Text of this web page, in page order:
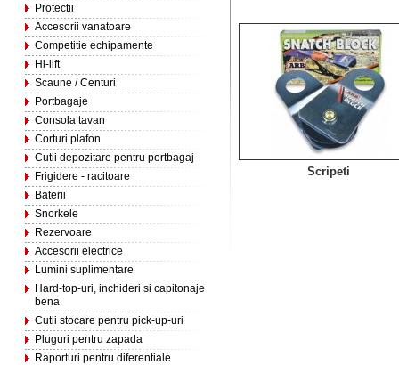
Protectii
Accesorii vanatoare
Competitie echipamente
Hi-lift
Scaune / Centuri
Portbagaje
Consola tavan
Corturi plafon
Cutii depozitare pentru portbagaj
Frigidere - racitoare
Baterii
Snorkele
Rezervoare
Accesorii electrice
Lumini suplimentare
Hard-top-uri, inchideri si capitonaje
bena
Cutii stocare pentru pick-up-uri
Pluguri pentru zapada
Raporturi pentru diferentiale
Scripeti